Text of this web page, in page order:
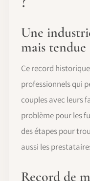
Une
mais tendue
Ce record
professionnels qui
couples avec leurs
problème pour les
des étapes pour
aussi les
Record de